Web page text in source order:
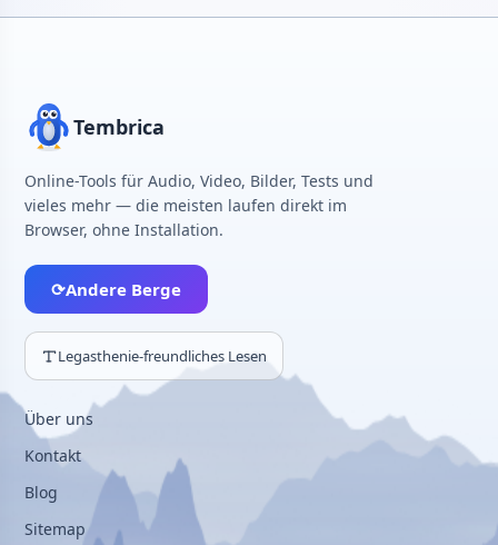
Tembrica
Online-Tools für Audio, Video, Bilder, Tests und
vieles mehr — die meisten laufen direkt im
Browser, ohne Installation.
⟳Andere Berge
Legasthenie-freundliches Lesen
Über uns
Kontakt
Blog
Sitemap